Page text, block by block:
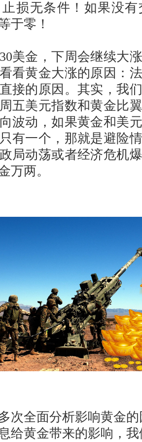
损无条件！如果没
于零！
金，下周会继续大涨
看黄金大涨的原因：
接的原因。其实，我
五美元指数和黄金比
波动，如果黄金和美
有一个，那就是避险
局动荡或者经济危机
万两。
全面分析影响黄金的
给黄金带来的影响，